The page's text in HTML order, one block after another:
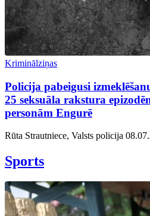
Kriminālziņas
Policija pabeigusi
25 seksuāla rakstura
personām Engurē
Rūta Strautniece, Valsts policija
Sports